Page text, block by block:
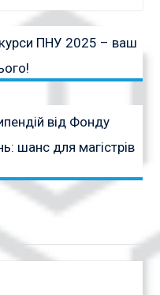
курси ПНУ 2025 – ваш
від Фонду
шанс для магістрів